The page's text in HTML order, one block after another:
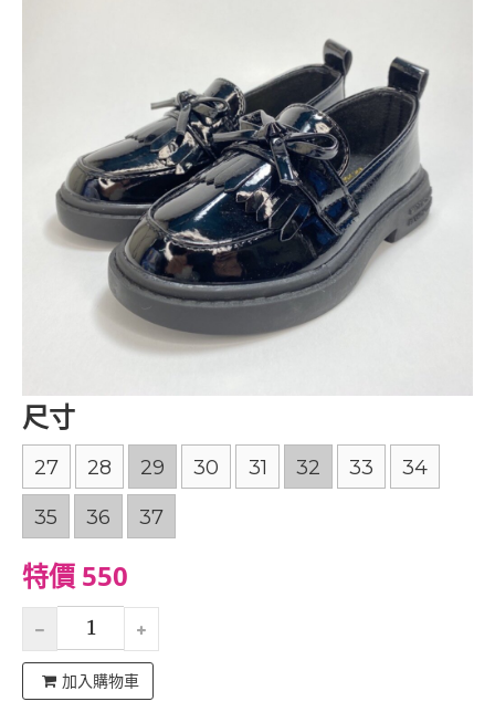
尺寸
27 28 29 30 31 32 33 34
35 36 37
特價 550
加入購物車